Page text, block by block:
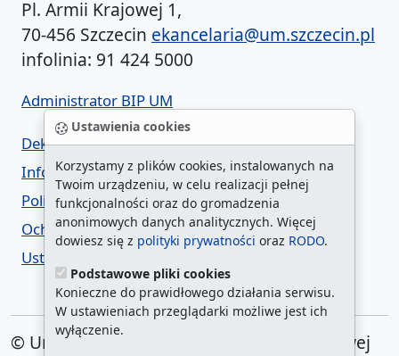
Ustawienia cookies
Korzystamy z plików cookies, instalowanych na
Twoim urządzeniu, w celu realizacji pełnej
funkcjonalności oraz do gromadzenia
anonimowych danych analitycznych. Więcej
dowiesz się z polityki prywatności oraz RODO.
Podstawowe pliki cookies
Konieczne do prawidłowego działania serwisu.
W ustawieniach przeglądarki możliwe jest ich
wyłączenie.
Pl. Armii Krajowej 1,
70-456 Szczecin ekancelaria@um.szczecin.pl
infolinia: 91 424 5000
Administrator BIP UM
Deklaracja dostępności
Informacja o urzędzie w ETR
Polityka prywatności
Ochrona danych osobowych
Ustawienia cookies
© Urząd Miasta Szczecin. Plac Armii Krajowej